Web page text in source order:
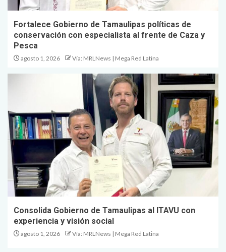
Fortalece Gobierno de Tamaulipas políticas de
conservación con especialista al frente de Caza y
Pesca
agosto 1, 2026 Vía: MRLNews | Mega Red Latina
Consolida Gobierno de Tamaulipas al ITAVU con
experiencia y visión social
agosto 1, 2026 Vía: MRLNews | Mega Red Latina